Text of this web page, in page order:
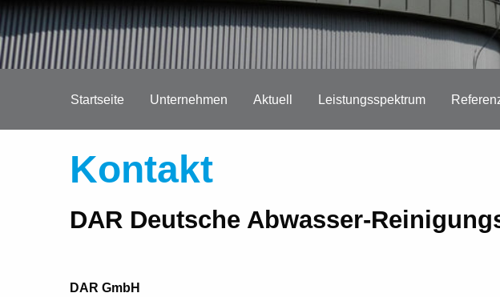
Startseite Unternehmen Aktuell Leistungsspektrum
Kontakt
DAR Deutsche Abwasser-
DAR GmbH